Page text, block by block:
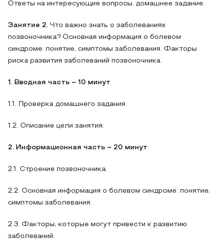
Ответы на интересующие вопросы, домашнее задание.
Занятие 2. Что важно знать о заболеваниях
позвоночника? Основная информация о болевом
синдроме: понятие, симптомы заболевания. Факторы
риска развития заболеваний позвоночника.
1. Вводная часть ~ 10 минут
1.1. Проверка домашнего задания.
1.2. Описание цели занятия.
2. Информационная часть ~ 20 минут
2.1. Строение позвоночника.
2.2. Основная информация о болевом синдроме: понятие,
симптомы заболевания.
2.3. Факторы, которые могут привести к развитию
заболеваний.